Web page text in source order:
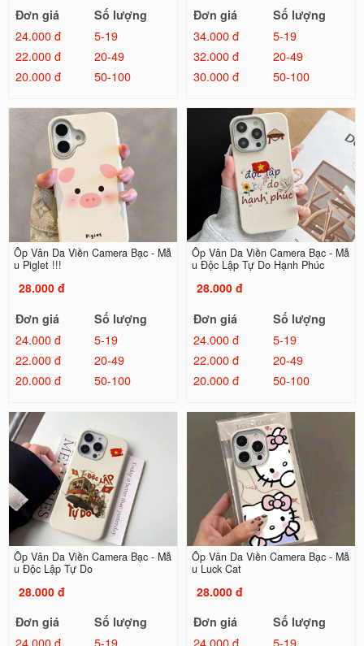
Đơn giá
Số lượng
24.000 đ
5-19
22.000 đ
20-49
20.000 đ
50-100
Đơn giá
Số lượng
34.000 đ
5-19
32.000 đ
20-49
30.000 đ
50-100
Ốp Vân Da Viền Camera Bạc - Mẫ
u Piglet !!!
28.000 đ
Đơn giá
Số lượng
24.000 đ
5-19
22.000 đ
20-49
20.000 đ
50-100
Ốp Vân Da Viền Camera Bạc - Mẫ
u Độc Lập Tự Do Hạnh Phúc
28.000 đ
Đơn giá
Số lượng
24.000 đ
5-19
22.000 đ
20-49
20.000 đ
50-100
Ốp Vân Da Viền Camera Bạc - Mẫ
u Độc Lập Tự Do
28.000 đ
Đơn giá
Số lượng
24.000 đ 5-19
Ốp Vân Da Viền Camera Bạc - Mẫ
u Luck Cat
28.000 đ
Đơn giá
Số lượng
24.000 đ 5-19